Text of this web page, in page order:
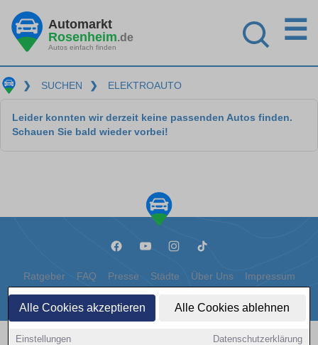
Alle Cookies akzeptieren Alle Cookies ablehnen
Einstellungen Datenschutzerklärung
Automarkt
Rosenheim.de
Autos einfach finden
☰
❯ SUCHEN ❯ ELEKTROAUTO
Leider konnten wir derzeit keine passenden Autos finden.
Schauen Sie bald wieder vorbei!
Ratgeber FAQ Presse Städte Über Uns Impressum
Datenschutz Cookies
Copyright © 2000 - 2026 | 1A Infosysteme GmbH | Content by: 1a-sites-autos